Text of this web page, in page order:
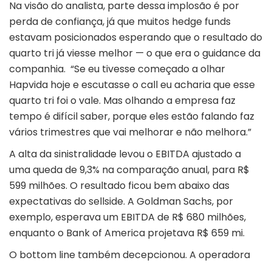
Na visão do analista, parte dessa implosão é por
perda de confiança, já que muitos hedge funds
estavam posicionados esperando que o resultado do
quarto tri já viesse melhor — o que era o guidance da
companhia. “Se eu tivesse começado a olhar
Hapvida hoje e escutasse o call eu acharia que esse
quarto tri foi o vale. Mas olhando a empresa faz
tempo é difícil saber, porque eles estão falando faz
vários trimestres que vai melhorar e não melhora.”
A alta da sinistralidade levou o EBITDA ajustado a
uma queda de 9,3% na comparação anual, para R$
599 milhões. O resultado ficou bem abaixo das
expectativas do sellside. A Goldman Sachs, por
exemplo, esperava um EBITDA de R$ 680 milhões,
enquanto o Bank of America projetava R$ 659 mi.
O bottom line também decepcionou. A operadora